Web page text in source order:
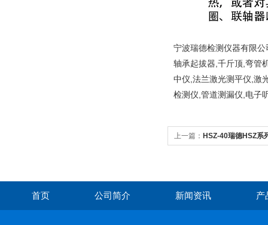
宁波瑞德检测仪器有限
轴承起拔器,千斤顶,弯管
中仪,法兰激光测平仪,激
检测仪,管道测漏仪,电子
上一篇： HSZ-40瑞德HSZ系
首页 公司简介 新闻资讯 产